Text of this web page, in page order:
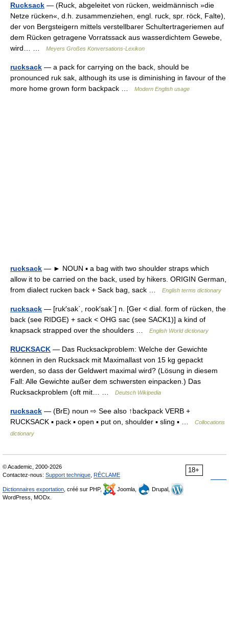
Rucksack — (Ruck, abgeleitet von rücken, weidmännisch »die
Netze rücken«, d.h. zusammenziehen, engl. ruck, spr. röck, Falte),
der von Bergsteigern mittels verstellbarer Schultertrageriemen auf
dem Rücken getragene Vorratssack aus wasserdichtem Gewebe,
wird… …
Meyers Großes Konversations-Lexikon
rucksack — a pack for carrying on the back, should be
pronounced ruk sak, although its use is diminishing in favour of the
more home grown form backpack …
Modern English usage
rucksack — ► NOUN ▪ a bag with two shoulder straps which
allow it to be carried on the back, used by hikers. ORIGIN German,
from dialect rucken back + Sack bag, sack …
English terms dictionary
rucksack — [ruk′sak΄, rook′sak΄] n. [Ger < dial. form of rücken, the
back (see RIDGE) + sack < OHG sac (see SACK1)] a kind of
knapsack strapped over the shoulders …
English World dictionary
RUCKSACK — Das Rucksackproblem: Welche der Gewichte
können in den Rucksack mit Maximallast von 15 kg gepackt
werden, so dass der Geldwert maximal wird? (Lösung in diesem
Fall: Alle Gewichte außer dem schwersten einpacken.) Das
Rucksackproblem (oft mit… …
Deutsch Wikipedia
rucksack — (BrE) noun ⇨ See also ↑backpack VERB +
RUCKSACK ▪ pack ▪ open ▪ put on, shoulder ▪ sling ▪ …
Collocations
dictionary
18+
© Academic, 2000-2026
Contactez-nous: Support technique RÉCLAME
Dictionnaires exportation , créé sur PHP, Joomla,
Drupal,
WordPress, MODx.